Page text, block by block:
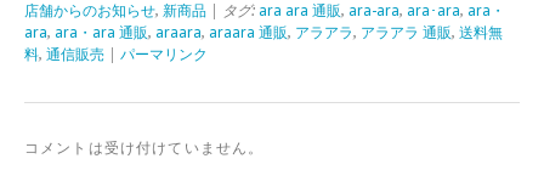
店舗からのお知らせ, 新商品 | タグ: ara ara 通販, ara-ara, ara･ara, ara・
ara, ara・ara 通販, araara, araara 通販, アラアラ, アラアラ 通販, 送料無
料, 通信販売 パーマリンク
コメントは受け付けていません。